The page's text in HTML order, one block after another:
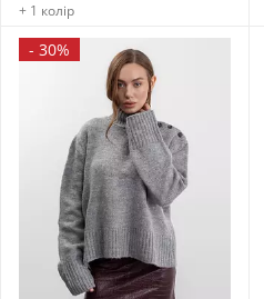
+ 1 колір
- 30%